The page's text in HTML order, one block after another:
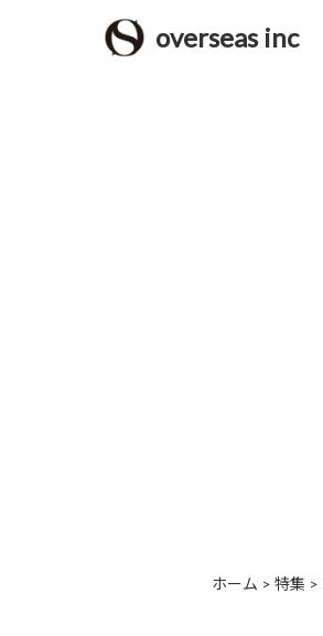
overseas inc
ホーム > 特集 >